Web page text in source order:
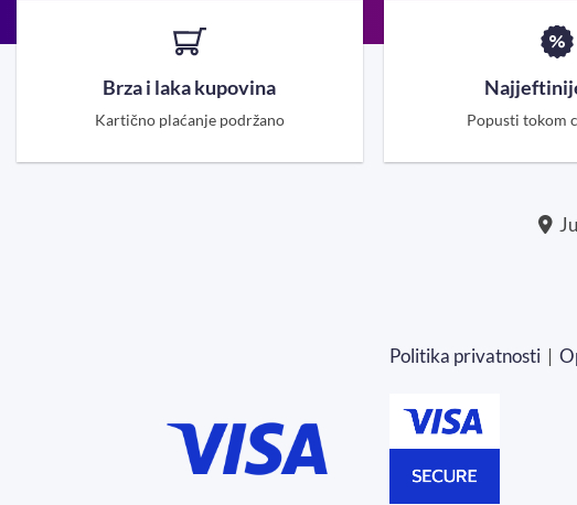
Brza i laka kupovina
Kartično plaćanje podržano Popusti tokom
Politika privatnosti |